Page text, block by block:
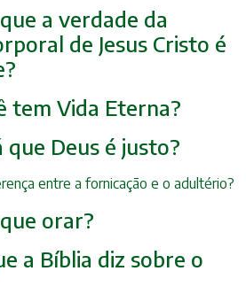
a verdade da
de Jesus Cristo é
tem Vida Eterna?
que Deus é justo?
entre a fornicação e o adultério?
orar?
a Bíblia diz sobre o